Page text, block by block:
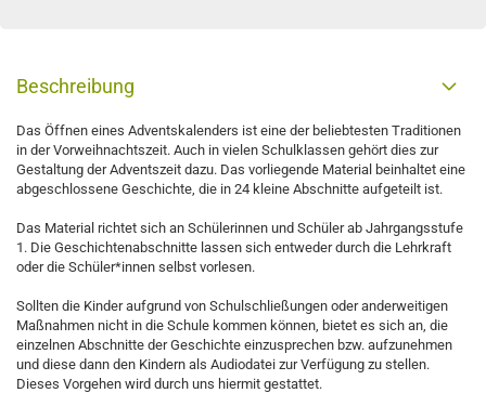
Beschreibung
Das Öffnen eines Adventskalenders ist eine der beliebtesten Traditionen
in der Vorweihnachtszeit. Auch in vielen Schulklassen gehört dies zur
Gestaltung der Adventszeit dazu. Das vorliegende Material beinhaltet eine
abgeschlossene Geschichte, die in 24 kleine Abschnitte aufgeteilt ist.
Das Material richtet sich an Schülerinnen und Schüler ab Jahrgangsstufe
1. Die Geschichtenabschnitte lassen sich entweder durch die Lehrkraft
oder die Schüler*innen selbst vorlesen.
Sollten die Kinder aufgrund von Schulschließungen oder anderweitigen
Maßnahmen nicht in die Schule kommen können, bietet es sich an, die
einzelnen Abschnitte der Geschichte einzusprechen bzw. aufzunehmen
und diese dann den Kindern als Audiodatei zur Verfügung zu stellen.
Dieses Vorgehen wird durch uns hiermit gestattet.